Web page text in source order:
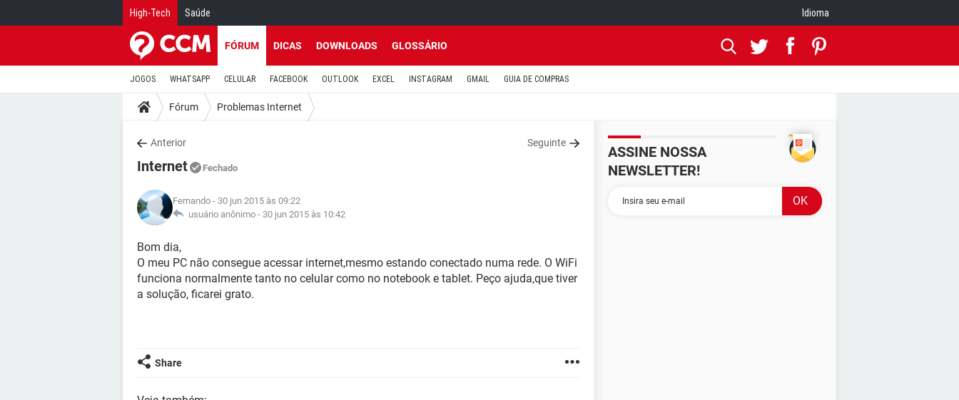
High-Tech Saúde Idioma
FÓRUM DICAS DOWNLOADS GLOSSÁRIO
JOGOS WHATSAPP CELULAR FACEBOOK OUTLOOK EXCEL INSTAGRAM GMAIL GUIA DE COMPRAS
Fórum Problemas Internet
Anterior Seguinte
Internet Fechado
Fernando - 30 jun 2015 às 09:22
usuário anônimo - 30 jun 2015 às 10:42
Bom dia,
O meu PC não consegue acessar internet,mesmo estando conectado numa rede. O WiFi
funciona normalmente tanto no celular como no notebook e tablet. Peço ajuda,que tiver
a solução, ficarei grato.
Share
ASSINE NOSSA
NEWSLETTER!